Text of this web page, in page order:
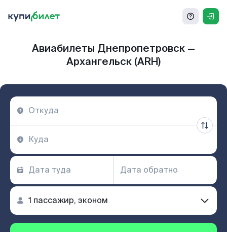
Авиабилеты Днепропетровск —
Архангельск (ARH)